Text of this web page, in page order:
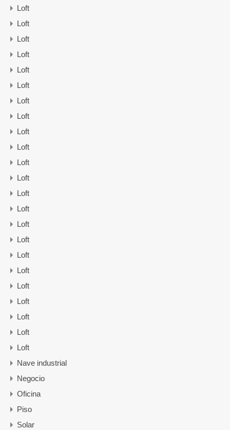
Loft
Loft
Loft
Loft
Loft
Loft
Loft
Loft
Loft
Loft
Loft
Loft
Loft
Loft
Loft
Loft
Loft
Loft
Loft
Loft
Loft
Loft
Loft
Nave industrial
Negocio
Oficina
Piso
Solar